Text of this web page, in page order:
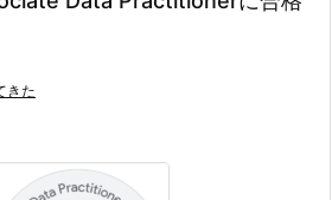
きた